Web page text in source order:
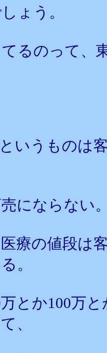
ょう。
るのって、
いうものは
にならない
療の値段は
。
とか100万
、